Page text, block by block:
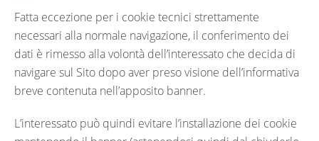
Fatta eccezione per i cookie tecnici strettamente
necessari alla normale navigazione, il conferimento dei
dati è rimesso alla volontà dell’interessato che decida di
navigare sul Sito dopo aver preso visione dell’informativa
breve contenuta nell’apposito banner.
L’interessato può quindi evitare l’installazione dei cookie